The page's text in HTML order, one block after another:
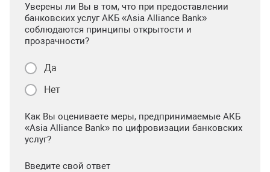
Уверены ли Вы в том, что при предоставлении
банковских услуг АКБ «Asia Alliance Bank»
соблюдаются принципы открытости и
прозрачности?
Да
Нет
Как Вы оцениваете меры, предпринимаемые АКБ
«Asia Alliance Bank» по цифровизации банковских
услуг?
Введите свой ответ